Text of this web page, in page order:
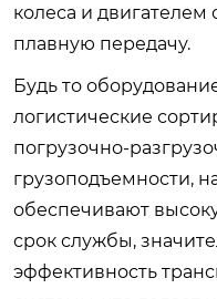
колеса и
плавную передачу.
Будь то
логистические
погрузочно-
грузоподъемности,
обеспечивают
срок службы,
эффективность